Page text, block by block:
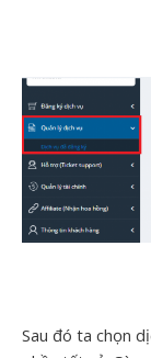
Sau đó ta chọn